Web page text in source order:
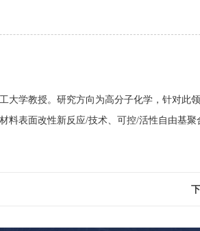
大学教授。研究方向为高分子化学，针对此
料表面改性新反应/技术、可控/活性自由基